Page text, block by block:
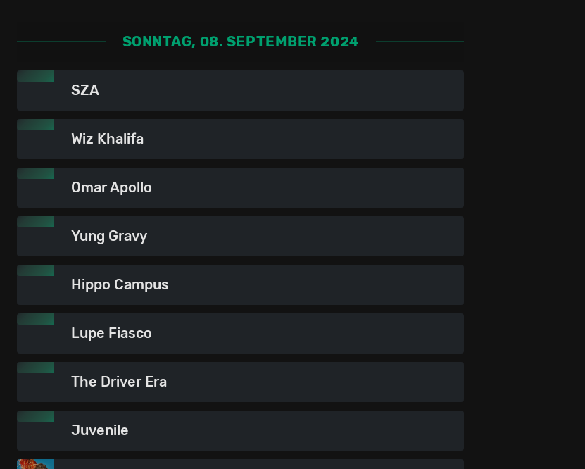
SONNTAG, 08. SEPTEMBER 2024
SZA
Wiz Khalifa
Omar Apollo
Yung Gravy
Hippo Campus
Lupe Fiasco
The Driver Era
Juvenile